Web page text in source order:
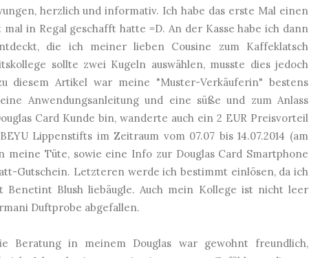
herzlich und informativ. Ich habe das erste Mal einen
in Regal geschafft hatte =D. An der Kasse habe ich dann
die ich meiner lieben Cousine zum Kaffeklatsch
sollte zwei Kugeln auswählen, musste dies jedoch
diesem Artikel war meine "Muster-Verkäuferin" bestens
Anwendungsanleitung und eine süße und zum Anlass
Card Kunde bin, wanderte auch ein 2 EUR Preisvorteil
Lippenstifts im Zeitraum vom 07.07 bis 14.07.2014 (am
meine Tüte, sowie eine Info zur Douglas Card Smartphone
Gutschein. Letzteren werde ich bestimmt einlösen, da ich
Blush liebäugle. Auch mein Kollege ist nicht leer
Duftprobe abgefallen.
Beratung in meinem Douglas war gewohnt freundlich,